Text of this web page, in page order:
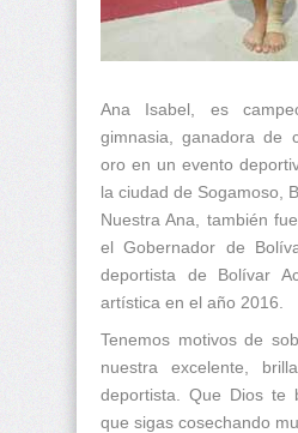
Ana Isabel, es
gimnasia, ganadora de
oro en un evento
la ciudad de Sogamoso,
Nuestra Ana, también
el Gobernador de
deportista de Bolívar
artística en el año 2016.
Tenemos motivos de
nuestra excelente,
deportista. Que Dios te
que sigas cosechando